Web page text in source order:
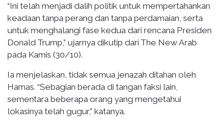
“Ini telah menjadi dalih politik untuk mempertahankan
keadaan tanpa perang dan tanpa perdamaian, serta
untuk menghalangi fase kedua dari rencana Presiden
Donald Trump,” ujarnya dikutip dari The New Arab
pada Kamis (30/10).
Ia menjelaskan, tidak semua jenazah ditahan oleh
Hamas. “Sebagian berada di tangan faksi lain,
sementara beberapa orang yang mengetahui
lokasinya telah gugur,” katanya.